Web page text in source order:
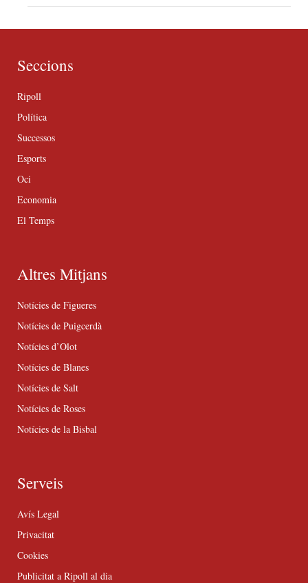
Seccions
Ripoll
Política
Successos
Esports
Oci
Economia
El Temps
Altres Mitjans
Notícies de Figueres
Notícies de Puigcerdà
Notícies d’Olot
Notícies de Blanes
Notícies de Salt
Notícies de Roses
Notícies de la Bisbal
Serveis
Avís Legal
Privacitat
Cookies
Publicitat a Ripoll al dia